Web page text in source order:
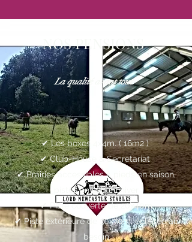
NOS PENSIONS
La qualité avant tout
✔︎ Les boxes 4x4m. ( 16m2 )
✔︎ Club-House & Secretariat
✔︎ Prairies accessibles à pieds en saison,
pistes en sable l'hiver
✔︎ Piste couverte de 20x40m
✔︎ Piste extérieure de 30x70m, éclairée au
besoin